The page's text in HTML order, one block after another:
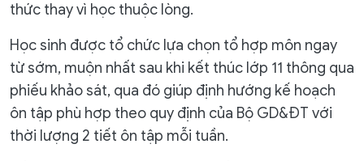
thức thay vì học thuộc lòng.
Học sinh được tổ chức lựa chọn tổ hợp môn ngay
từ sớm, muộn nhất sau khi kết thúc lớp 11 thông qua
phiếu khảo sát, qua đó giúp định hướng kế hoạch
ôn tập phù hợp theo quy định của Bộ GD&ĐT với
thời lượng 2 tiết ôn tập mỗi tuần.